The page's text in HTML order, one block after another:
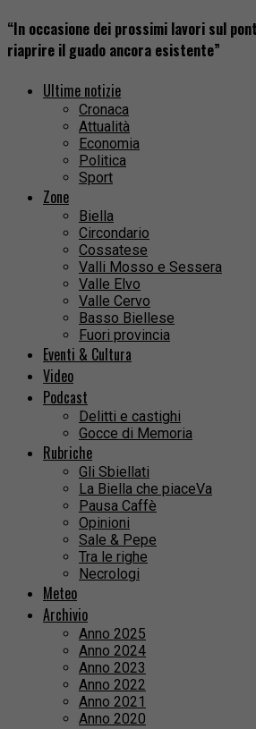
“In occasione dei prossimi lavori sul
riaprire il guado ancora esistente”
Ultime notizie
Cronaca
Attualità
Economia
Politica
Sport
Zone
Biella
Circondario
Cossatese
Valli Mosso e Sessera
Valle Elvo
Valle Cervo
Basso Biellese
Fuori provincia
Eventi & Cultura
Video
Podcast
Delitti e castighi
Gocce di Memoria
Rubriche
Gli Sbiellati
La Biella che piaceVa
Pausa Caffè
Opinioni
Sale & Pepe
Tra le righe
Necrologi
Meteo
Archivio
Anno 2025
Anno 2024
Anno 2023
Anno 2022
Anno 2021
Anno 2020